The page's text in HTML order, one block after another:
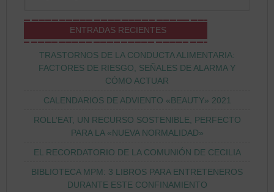
ENTRADAS RECIENTES
TRASTORNOS DE LA CONDUCTA ALIMENTARIA:
FACTORES DE RIESGO, SEÑALES DE ALARMA Y
CÓMO ACTUAR
CALENDARIOS DE ADVIENTO «BEAUTY» 2021
ROLL’EAT, UN RECURSO SOSTENIBLE, PERFECTO
PARA LA «NUEVA NORMALIDAD»
EL RECORDATORIO DE LA COMUNIÓN DE CECILIA
BIBLIOTECA MPM: 3 LIBROS PARA ENTRETENEROS
DURANTE ESTE CONFINAMIENTO